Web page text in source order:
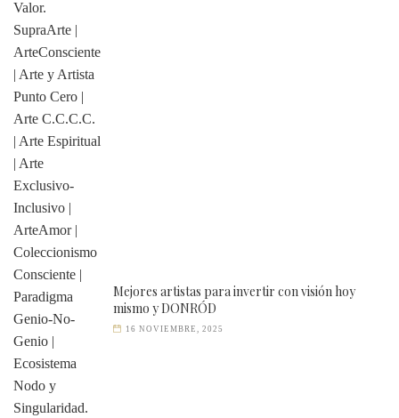
Mejores artistas para invertir con visión hoy
mismo y DONRÓD
16 NOVIEMBRE, 2025